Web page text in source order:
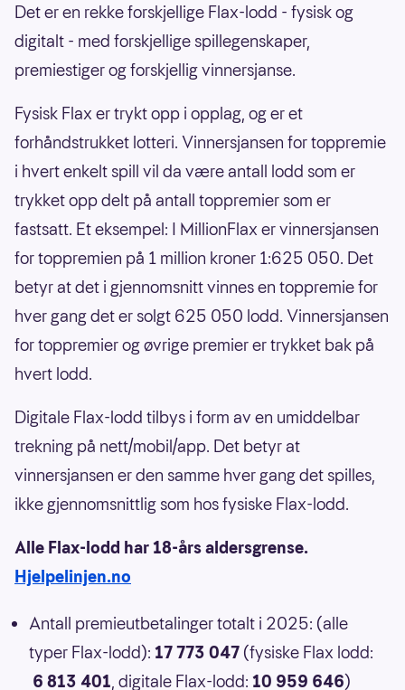
Det er en rekke forskjellige Flax-lodd - fysisk og
digitalt - med forskjellige spillegenskaper,
premiestiger og forskjellig vinnersjanse.
Fysisk Flax er trykt opp i opplag, og er et
forhåndstrukket lotteri. Vinnersjansen for toppremie
i hvert enkelt spill vil da være antall lodd som er
trykket opp delt på antall toppremier som er
fastsatt. Et eksempel: I MillionFlax er vinnersjansen
for toppremien på 1 million kroner 1:625 050. Det
betyr at det i gjennomsnitt vinnes en toppremie for
hver gang det er solgt 625 050 lodd. Vinnersjansen
for toppremier og øvrige premier er trykket bak på
hvert lodd.
Digitale Flax-lodd tilbys i form av en umiddelbar
trekning på nett/mobil/app. Det betyr at
vinnersjansen er den samme hver gang det spilles,
ikke gjennomsnittlig som hos fysiske Flax-lodd.
Alle Flax-lodd har 18-års aldersgrense.
Hjelpelinjen.no
Antall premieutbetalinger totalt i 2025: (alle
typer Flax-lodd): 17 773 047 (fysiske Flax lodd:
6 813 401, digitale Flax-lodd: 10 959 646)